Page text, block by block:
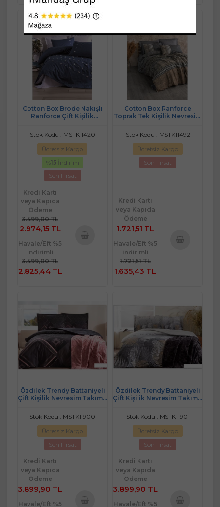
Cotton Box Brode Nakışlı
Ranforce Çift Kişilik
Lacivert
Stok Kodu : MSTK11420
Ücretsiz Kargo
%15 İndirim
Son Fırsat
Kredi Kartı
veya Kapıda
Ödeme
3.499,00 TL
2.974,15 TL
Havale/Eft %5
indirimli
3.499,00 TL
2.825,44 TL
Cotton Box Ranforce
Toprak Tek Kişilik Nevresim
Stok Kodu : MSTK11492
Ücretsiz Kargo
Son Fırsat
Kredi Kartı
veya Kapıda
Ödeme
1.721,51 TL
Havale/Eft %5
indirimli
1.721,51 TL
1.635,43 TL
Özdilek Trendy Battaniyeli
Çift Kişilik Nevresim Takımı-
Stok Kodu : MSTK11900
Ücretsiz Kargo
Son Fırsat
Kredi Kartı
veya Kapıda
Ödeme
3.899,90 TL
Havale/Eft %5
Özdilek Trendy Battaniyeli
Çift Kişilik Nevresim Takımı-
Stok Kodu : MSTK11901
Ücretsiz Kargo
Son Fırsat
Kredi Kartı
veya Kapıda
Ödeme
3.899,90 TL
Havale/Eft %5